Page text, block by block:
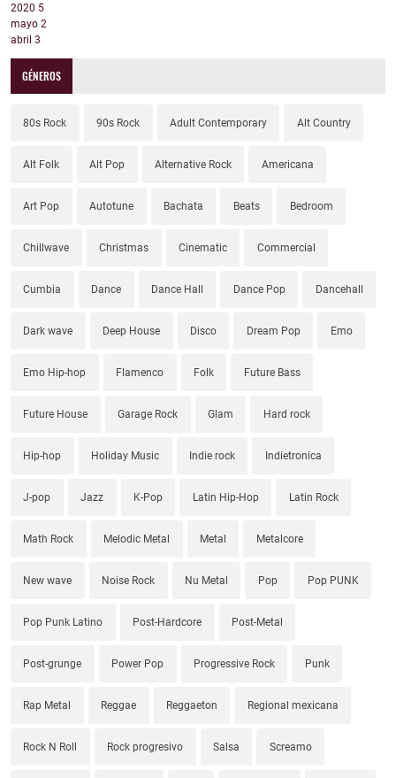
2020 5
mayo 2
abril 3
GÉNEROS
80s Rock 90s Rock Adult Contemporary Alt Country
Alt Folk Alt Pop Alternative Rock Americana
Art Pop Autotune Bachata Beats Bedroom
Chillwave Christmas Cinematic Commercial
Cumbia Dance Dance Hall Dance Pop Dancehall
Dark wave Deep House Disco Dream Pop Emo
Emo Hip-hop Flamenco Folk Future Bass
Future House Garage Rock Glam Hard rock
Hip-hop Holiday Music Indie rock Indietronica
J-pop Jazz K-Pop Latin Hip-Hop Latin Rock
Math Rock Melodic Metal Metal Metalcore
New wave Noise Rock Nu Metal Pop Pop PUNK
Pop Punk Latino Post-Hardcore Post-Metal
Post-grunge Power Pop Progressive Rock Punk
Rap Metal Reggae Reggaeton Regional mexicana
Rock N Roll Rock progresivo Salsa Screamo